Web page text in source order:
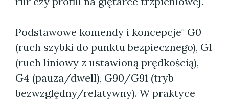
Podstawowe komendy i koncepcje" G0
(ruch szybki do punktu bezpiecznego), G1
(ruch liniowy z ustawioną prędkością),
G4 (pauza/dwell), G90/G91 (tryb
bezwzględny/relatywny). W praktyce